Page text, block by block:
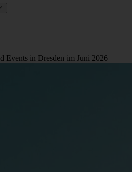
Events in Dresden im Juni 2026